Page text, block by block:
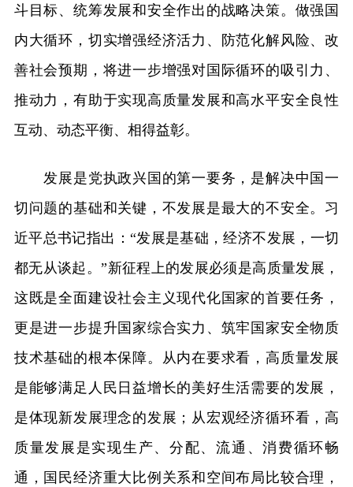
斗目标、统筹发展和安全作出的战略决策。做强国
内大循环，切实增强经济活力、防范化解风险、改
善社会预期，将进一步增强对国际循环的吸引力、
推动力，有助于实现高质量发展和高水平安全良性
互动、动态平衡、相得益彰。
发展是党执政兴国的第一要务，是解决中国一
切问题的基础和关键，不发展是最大的不安全。习
近平总书记指出：“发展是基础，经济不发展，一切
都无从谈起。”新征程上的发展必须是高质量发展，
这既是全面建设社会主义现代化国家的首要任务，
更是进一步提升国家综合实力、筑牢国家安全物质
技术基础的根本保障。从内在要求看，高质量发展
是能够满足人民日益增长的美好生活需要的发展，
是体现新发展理念的发展；从宏观经济循环看，高
质量发展是实现生产、分配、流通、消费循环畅
通，国民经济重大比例关系和空间布局比较合理，